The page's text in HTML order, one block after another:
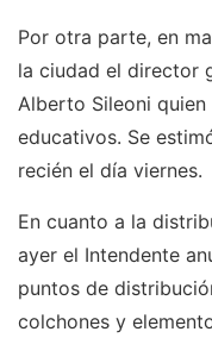
Por otra parte, en
la ciudad el director
Alberto Sileoni
educativos. Se
recién el día viernes.
En cuanto a la
ayer el Intendente
puntos de
colchones y